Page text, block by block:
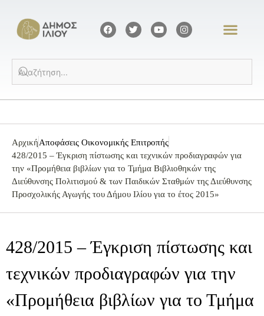
ΑρχικήΑποφάσεις Οικονομικής Επιτροπής
428/2015 – Έγκριση πίστωσης και τεχνικών προδιαγραφών για
την «Προμήθεια βιβλίων για το Τμήμα Βιβλιοθηκών της
Διεύθυνσης Πολιτισμού & των Παιδικών Σταθμών της Διεύθυνσης
Προσχολικής Αγωγής του Δήμου Ιλίου για το έτος 2015»
428/2015 – Έγκριση πίστωσης και
τεχνικών προδιαγραφών για την
«Προμήθεια βιβλίων για το Τμήμα